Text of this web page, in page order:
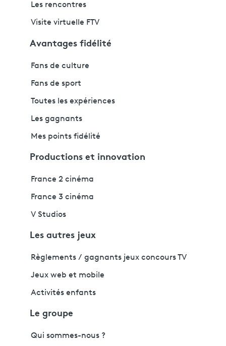
Les rencontres
Visite virtuelle FTV
Avantages fidélité
Fans de culture
Fans de sport
Toutes les expériences
Les gagnants
Mes points fidélité
Productions et innovation
France 2 cinéma
France 3 cinéma
V Studios
Les autres jeux
Règlements / gagnants jeux concours TV
Jeux web et mobile
Activités enfants
Le groupe
Qui sommes-nous ?